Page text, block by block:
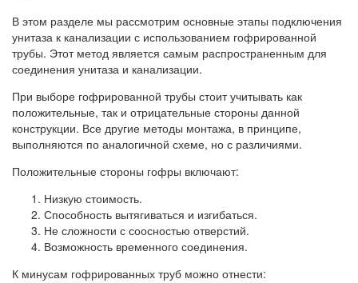
В этом разделе мы рассмотрим основные этапы подключения
унитаза к канализации с использованием гофрированной
трубы. Этот метод является самым распространенным для
соединения унитаза и канализации.
При выборе гофрированной трубы стоит учитывать как
положительные, так и отрицательные стороны данной
конструкции. Все другие методы монтажа, в принципе,
выполняются по аналогичной схеме, но с различиями.
Положительные стороны гофры включают:
Низкую стоимость.
Способность вытягиваться и изгибаться.
Не сложности с соосностью отверстий.
Возможность временного соединения.
К минусам гофрированных труб можно отнести: